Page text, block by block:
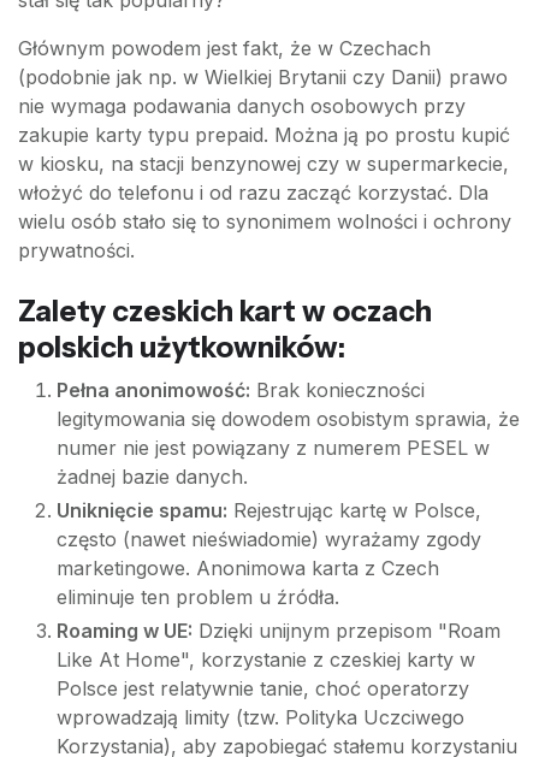
Głównym powodem jest fakt, że w Czechach
(podobnie jak np. w Wielkiej Brytanii czy Danii) prawo
nie wymaga podawania danych osobowych przy
zakupie karty typu prepaid. Można ją po prostu kupić
w kiosku, na stacji benzynowej czy w supermarkecie,
włożyć do telefonu i od razu zacząć korzystać. Dla
wielu osób stało się to synonimem wolności i ochrony
prywatności.
Zalety czeskich kart w oczach
polskich użytkowników:
Pełna anonimowość: Brak konieczności
legitymowania się dowodem osobistym sprawia, że
numer nie jest powiązany z numerem PESEL w
żadnej bazie danych.
Uniknięcie spamu: Rejestrując kartę w Polsce,
często (nawet nieświadomie) wyrażamy zgody
marketingowe. Anonimowa karta z Czech
eliminuje ten problem u źródła.
Roaming w UE: Dzięki unijnym przepisom "Roam
Like At Home", korzystanie z czeskiej karty w
Polsce jest relatywnie tanie, choć operatorzy
wprowadzają limity (tzw. Polityka Uczciwego
Korzystania), aby zapobiegać stałemu korzystaniu